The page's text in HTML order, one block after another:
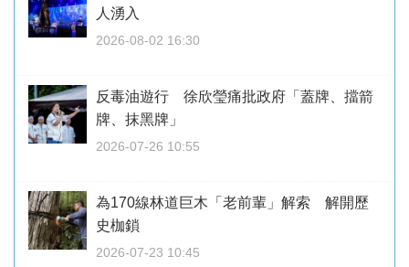
人湧入
2026-08-02 16:30
反毒油遊行 徐欣瑩痛批政府「蓋牌、擋箭
牌、抹黑牌」
2026-07-26 10:55
為170線林道巨木「老前輩」解索 解開歷
史枷鎖
2026-07-23 10:45